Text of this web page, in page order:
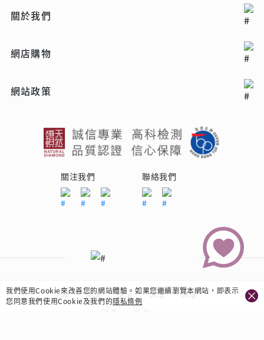
我們使用Cookie來改善您的網站體驗。如果您繼續瀏覽本網站，即表示
您同意我們使用Cookie及我們的隱私條例
關於我們
網店購物
網站政策
關注我們 聯絡我們